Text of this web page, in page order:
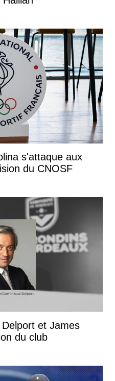
s'attaque aux
du CNOSF
et James
du club